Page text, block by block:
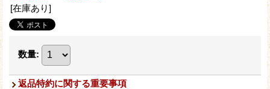
[在庫あり]
数量:
返品特約に関する重要事項